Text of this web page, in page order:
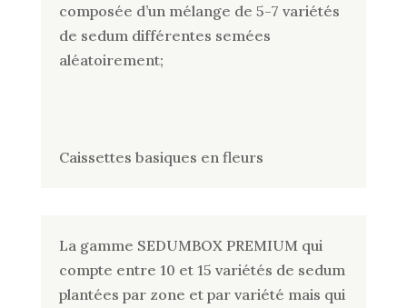
composée d’un mélange de 5-7 variétés
de sedum différentes semées
aléatoirement;
Caissettes basiques en fleurs
La gamme SEDUMBOX PREMIUM qui
compte entre 10 et 15 variétés de sedum
plantées par zone et par variété mais qui